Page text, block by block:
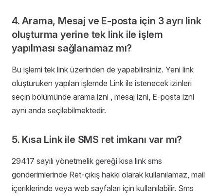
4. Arama, Mesaj ve E-posta için 3 ayrı link
oluşturma yerine tek link ile işlem
yapılması sağlanamaz mı?
Bu işlemi tek link üzerinden de yapabilirsiniz. Yeni link
oluşturuken yapılan işlemde Link ile istenecek izinleri
seçin bölümünde arama izni , mesaj izni, E-posta izni
aynı anda seçilebilmektedir.
5. Kısa Link ile SMS ret imkanı var mı?
29417 sayılı yönetmelik gereği kısa link sms
gönderimlerinde Ret-çıkış hakkı olarak kullanılamaz, mail
içeriklerinde veya web sayfaları için kullanılabilir. Sms